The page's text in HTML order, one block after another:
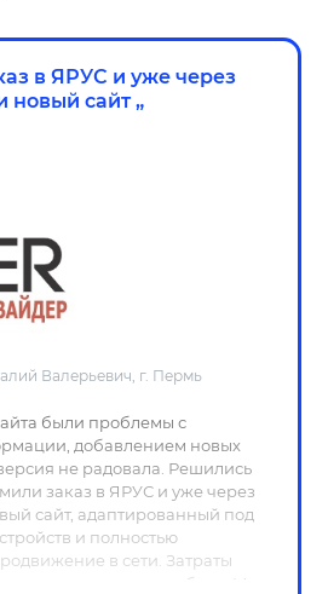
в ЯРУС и уже через
новый сайт„
Валерьевич, г. Пермь
были проблемы с
добавлением новых
не радовала. Решились
заказ в ЯРУС и уже через
сайт, адаптированный под
и полностью
в сети. Затраты
второго месяца работы. Мы